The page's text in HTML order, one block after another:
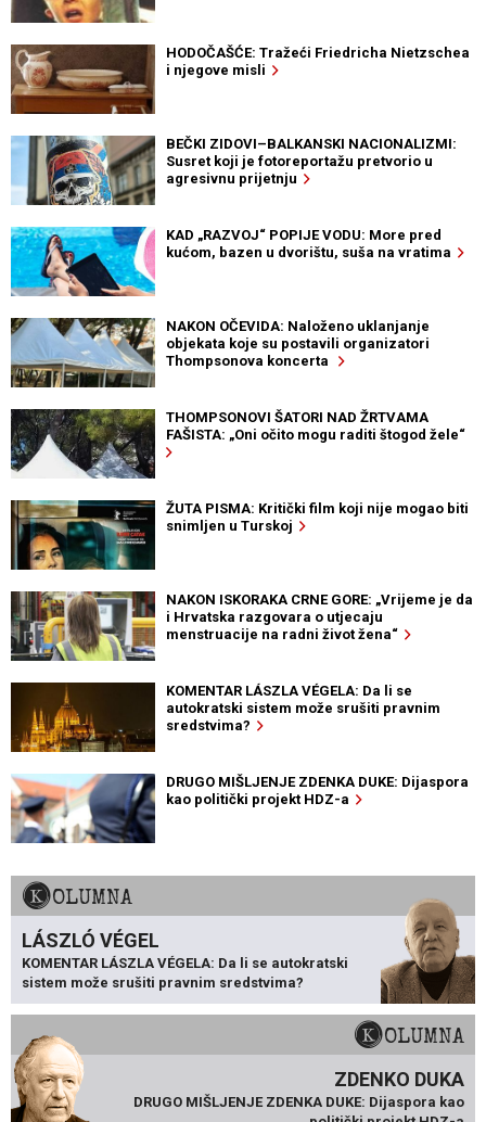
HODOČAŠĆE: Tražeći Friedricha Nietzschea
i njegove misli
BEČKI ZIDOVI–BALKANSKI NACIONALIZMI:
Susret koji je fotoreportažu pretvorio u
agresivnu prijetnju
KAD „RAZVOJ“ POPIJE VODU: More pred
kućom, bazen u dvorištu, suša na vratima
NAKON OČEVIDA: Naloženo uklanjanje
objekata koje su postavili organizatori
Thompsonova koncerta
THOMPSONOVI ŠATORI NAD ŽRTVAMA
FAŠISTA: „Oni očito mogu raditi štogod žele“
ŽUTA PISMA: Kritički film koji nije mogao biti
snimljen u Turskoj
NAKON ISKORAKA CRNE GORE: „Vrijeme je da
i Hrvatska razgovara o utjecaju
menstruacije na radni život žena“
KOMENTAR LÁSZLA VÉGELA: Da li se
autokratski sistem može srušiti pravnim
sredstvima?
DRUGO MIŠLJENJE ZDENKA DUKE: Dijaspora
kao politički projekt HDZ-a
KOLUMNA
LÁSZLÓ VÉGEL
KOMENTAR LÁSZLA VÉGELA: Da li se autokratski
sistem može srušiti pravnim sredstvima?
KOLUMNA
ZDENKO DUKA
DRUGO MIŠLJENJE ZDENKA DUKE: Dijaspora kao